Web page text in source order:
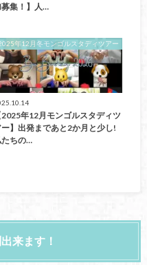
募集！】人…
年12月冬モンゴルスタディツアー
2025年12月モンゴルスタディツ
ー】出発まであと2か月と少し!
たちの…
来ます！